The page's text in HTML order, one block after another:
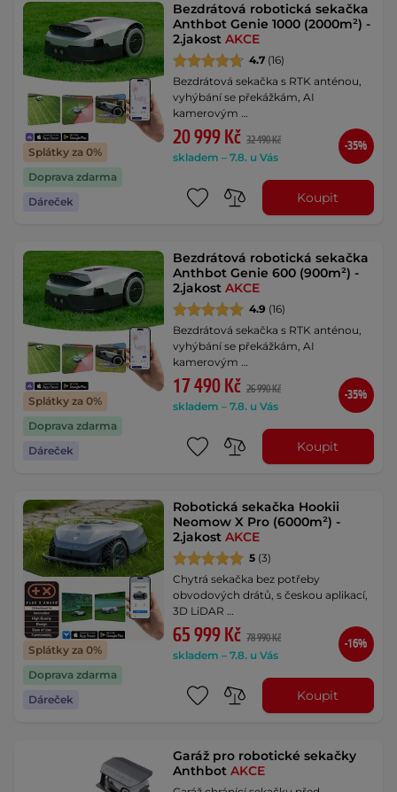
Splátky za 0%
Doprava zdarma
Dáreček
Bezdrátová robotická sekačka
Anthbot Genie 1000 (2000m²) -
2.jakostAKCE
4.7 (16)
Bezdrátová sekačka s RTK anténou,
vyhýbání se překážkám, AI
kamerovým …
20 999 Kč 32 490 Kč
skladem – 7.8. u Vás
-35%
Koupit
Splátky za 0%
Doprava zdarma
Dáreček
Bezdrátová robotická sekačka
Anthbot Genie 600 (900m²) -
2.jakostAKCE
4.9 (16)
Bezdrátová sekačka s RTK anténou,
vyhýbání se překážkám, AI
kamerovým …
17 490 Kč 26 990 Kč
skladem – 7.8. u Vás
-35%
Koupit
Splátky za 0%
Doprava zdarma
Dáreček
Robotická sekačka Hookii
Neomow X Pro (6000m²) -
2.jakostAKCE
5 (3)
Chytrá sekačka bez potřeby
obvodových drátů, s českou aplikací,
3D LiDAR …
65 999 Kč 78 990 Kč
skladem – 7.8. u Vás
-16%
Koupit
Garáž pro robotické sekačky
AnthbotAKCE